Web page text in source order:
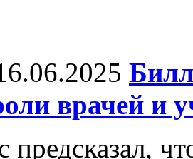
врачей и
предсказал,